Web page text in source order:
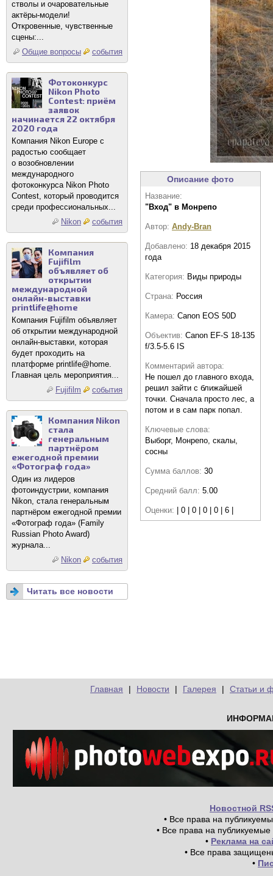
стволы и очаровательные
актёры-модели!
Откровенные, чувственные
сцены:...
Общие вопросы
события
Фотоконкурс
Nikon Photo
Contest: приём
заявок
начинается 22 октября
2020 года
Компания Nikon Europe с
радостью сообщает
о возобновлении
международного
фотоконкурса Nikon Photo
Contest, который проводится
среди профессиональных...
Nikon
события
Компания
Fujifilm
объявляет об
открытии
международной
онлайн-выставки
printlife@home
Компания Fujifilm объявляет
об открытии международной
онлайн-выставки, которая
будет проходить на
платформе printlife@home.
Главная цель мероприятия...
Fujifilm
события
Компания Nikon
стала
генеральным
партнёром
ежегодной премии
«Фотограф года»
Один из лидеров
фотоиндустрии, компания
Nikon, стала генеральным
партнёром ежегодной премии
«Фотограф года» (Family
Russian Photo Award)
журнала...
Nikon
события
Читать все новости
Описание фото
Название:
"Вход" в Монрепо
Автор: Andy-Bran
Добавлено: 18 декабря 2015
года
Категория: Виды природы
Страна: Россия
Камера: Canon EOS 50D
Объектив: Canon EF-S 18-135
f/3.5-5.6 IS
Комментарий автора:
Не пошел до главного входа,
решил зайти с ближайшей
точки. Сначала просто лес, а
потом и в сам парк попал.
Ключевые слова:
Выборг, Монрепо, скалы,
сосны
Сумма баллов: 30
Средний балл: 5.00
Оценки: | 0 | 0 | 0 | 0 | 6 |
Главная | Новости | Галерея | Статьи и
Новостной
• Все права на
• Все права на
• Реклама на
• Все права
•